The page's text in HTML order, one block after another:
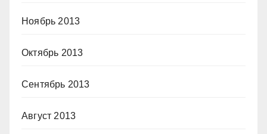
Ноябрь 2013
Октябрь 2013
Сентябрь 2013
Август 2013